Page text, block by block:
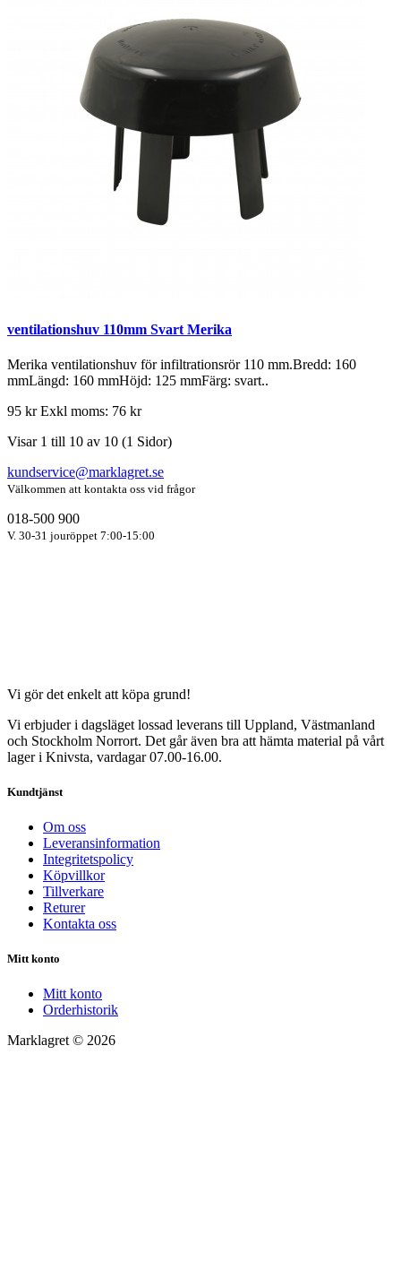
ventilationshuv 110mm Svart Merika
Merika ventilationshuv för infiltrationsrör 110 mm.Bredd: 160
mmLängd: 160 mmHöjd: 125 mmFärg: svart..
95 krExkl moms: 76 kr
Visar 1 till 10 av 10 (1 Sidor)
kundservice@marklagret.se
Välkommen att kontakta oss vid frågor
018-500 900
V. 30-31 jouröppet 7:00-15:00
Vi gör det enkelt att köpa grund!
Vi erbjuder i dagsläget lossad leverans till Uppland, Västmanland
och Stockholm Norrort. Det går även bra att hämta material på vårt
lager i Knivsta, vardagar 07.00-16.00.
Kundtjänst
Om oss
Leveransinformation
Integritetspolicy
Köpvillkor
Tillverkare
Returer
Kontakta oss
Mitt konto
Mitt konto
Orderhistorik
Marklagret © 2026